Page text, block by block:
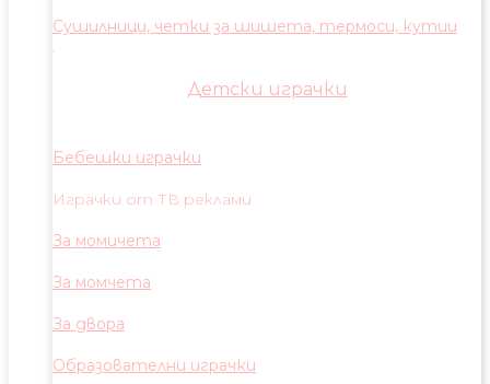
Сушилници, четки за шишета, термоси, кутии
Детски играчки
Бебешки играчки
Играчки от ТВ реклами
За момичета
За момчета
За двора
Образователни играчки